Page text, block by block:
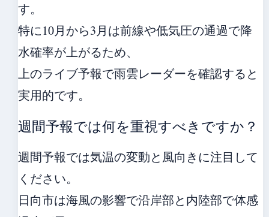
す。
特に10月から3月は前線や低気圧の通過で降
水確率が上がるため、
上のライブ予報で雨雲レーダーを確認すると
実用的です。
週間予報では何を重視すべきですか？
週間予報では気温の変動と風向きに注目して
ください。
日向市は海風の影響で沿岸部と内陸部で体感